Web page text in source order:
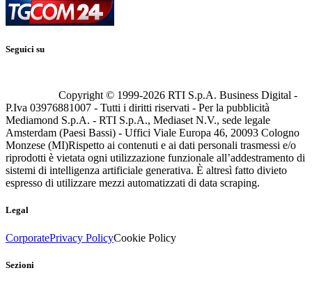
Seguici su
Copyright © 1999-2026 RTI S.p.A. Business Digital -
P.Iva 03976881007 - Tutti i diritti riservati - Per la pubblicità
Mediamond S.p.A. - RTI S.p.A., Mediaset N.V., sede legale
Amsterdam (Paesi Bassi) - Uffici Viale Europa 46, 20093 Cologno
Monzese (MI)Rispetto ai contenuti e ai dati personali trasmessi e/o
riprodotti è vietata ogni utilizzazione funzionale all’addestramento di
sistemi di intelligenza artificiale generativa. È altresì fatto divieto
espresso di utilizzare mezzi automatizzati di data scraping.
Legal
CorporatePrivacy PolicyCookie Policy
Sezioni